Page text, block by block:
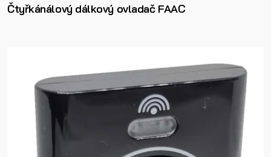
Čtyřkánálový dálkový ovladač FAAC